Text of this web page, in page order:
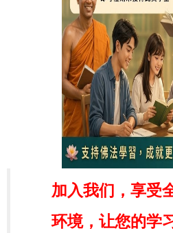
加入我们，享受
环境，让您的学